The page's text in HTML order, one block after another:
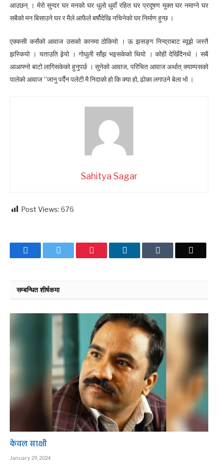
आउछन् । मेरो सुन्दर घर मनको घर धुलो धुवाँ रहित घर प्रदूषण मुक्त घर नमाग्ने घर
सबैको मन बिसाउने घर र मैले आफैले बर्षौदेखि नचिनेको घर निर्माण हुन्छ ।
एक्कसी कसैको आवाज उसको कानमा ठोकियो । ऊ झसङ्ग निन्द्राबाट ब्यूझे जस्तै
झस्कियो । यताउति हेर्‍यो । गोधुली साँझ भइसकेको थियो । कोही देखिँदैनथे । सबै
आआफ्नो बाटो लागिसकेको हुनुपर्छ । सुनेको आवाज, परिचित आवाज अर्थात् क्याम्पसको
पालेको आवाज “जानु पर्दैन पलेटी मै निदाको हो कि क्या हो, ढोका लगाउने बेला भो ।
Sahitya Sagar
Post Views: 676
Facebook Pinterest LinkedIn
सम्बन्धित शीर्षकमा
केवल साक्षी
January 29, 2024